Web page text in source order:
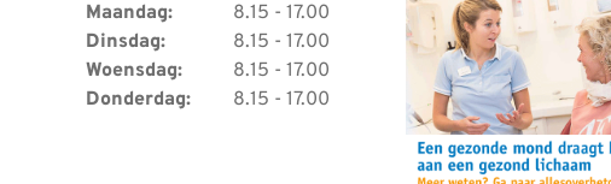
Maandag:
8.15 - 17.00
Dinsdag:
8.15 - 17.00
Woensdag:
8.15 - 17.00
Donderdag:
8.15 - 17.00